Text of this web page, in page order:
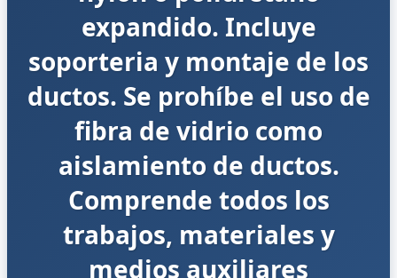
expandido. Incluye
soporteria y montaje de los
ductos. Se prohíbe el uso de
fibra de vidrio como
aislamiento de ductos.
Comprende todos los
trabajos, materiales y
medios auxiliares